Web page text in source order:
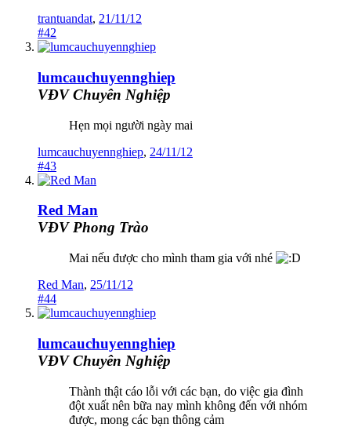
trantuandat, 21/11/12
#42
lumcauchuyennghiep
VĐV Chuyên Nghiệp
Hẹn mọi người ngày mai
lumcauchuyennghiep, 24/11/12
#43
Red Man
VĐV Phong Trào
Mai nếu được cho mình tham gia với nhé
Red Man, 25/11/12
#44
lumcauchuyennghiep
VĐV Chuyên Nghiệp
Thành thật cáo lỗi với các bạn, do việc gia đình
đột xuất nên bữa nay mình không đến với nhóm
được, mong các bạn thông cảm